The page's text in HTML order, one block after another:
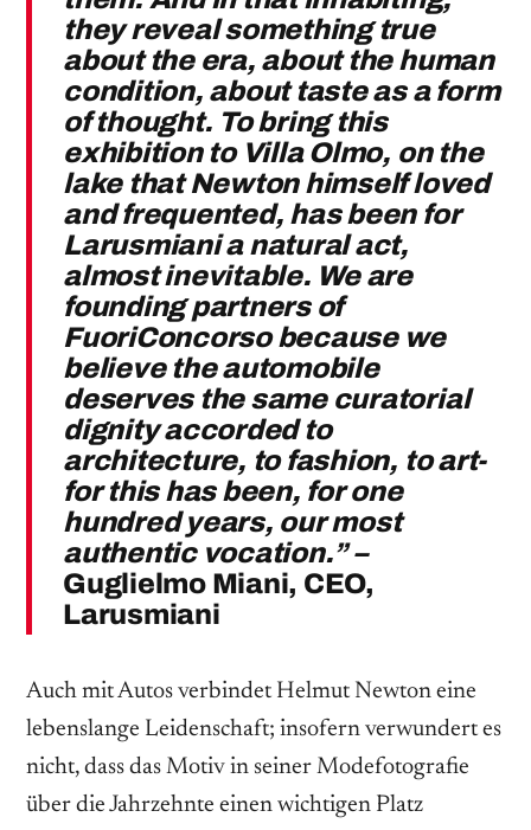
they reveal something true
about the era, about the human
condition, about taste as a form
of thought. To bring this
exhibition to Villa Olmo, on the
lake that Newton himself loved
and frequented, has been for
Larusmiani a natural act,
almost inevitable. We are
founding partners of
FuoriConcorso because we
believe the automobile
deserves the same curatorial
dignity accorded to
architecture, to fashion, to art-
for this has been, for one
hundred years, our most
authentic vocation.” –
Guglielmo Miani, CEO,
Larusmiani
Auch mit Autos verbindet Helmut Newton eine
lebenslange Leidenschaft; insofern verwundert es
nicht, dass das Motiv in seiner Modefotografie
über die Jahrzehnte einen wichtigen Platz